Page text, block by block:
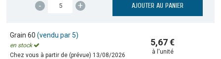
- + AJOUTER AU PANIER
Grain 60(vendu par 5)
en stock
Chez vous à partir de (prévue) 13/08/2026
5,67 €
à l'unité